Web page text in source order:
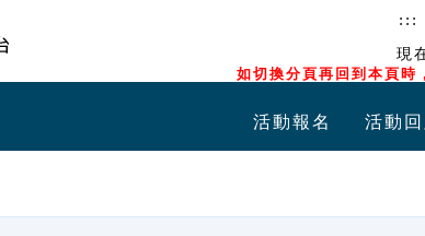
現
如切換分頁再回到本頁時
:::
活動報名 活動